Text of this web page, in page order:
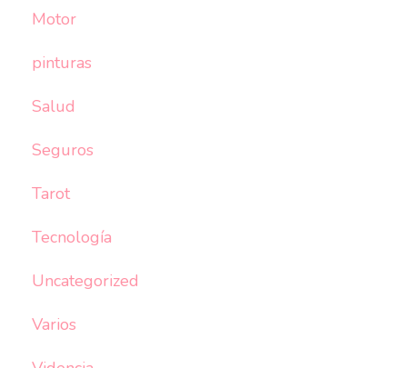
Motor
pinturas
Salud
Seguros
Tarot
Tecnología
Uncategorized
Varios